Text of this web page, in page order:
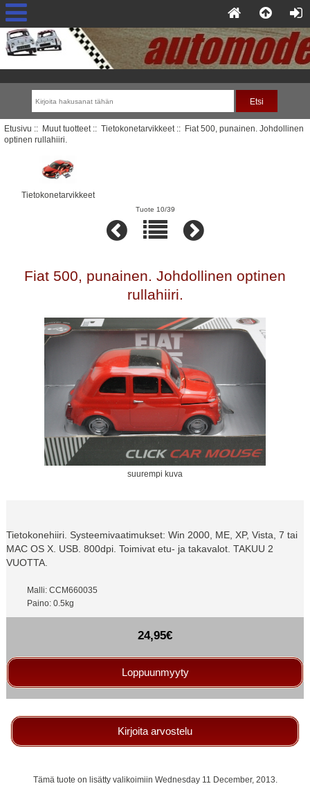
Etusivu :: Muut tuotteet:: Tietokonetarvikkeet:: Fiat 500, punainen. Johdollinen
optinen rullahiiri.
Tietokonetarvikkeet
Tuote 10/39
Fiat 500, punainen. Johdollinen optinen
rullahiiri.
suurempi kuva
Tietokonehiiri. Systeemivaatimukset: Win 2000, ME, XP, Vista, 7 tai
MAC OS X. USB. 800dpi. Toimivat etu- ja takavalot. TAKUU 2
VUOTTA.
Malli: CCM660035
Paino: 0.5kg
24,95€
Loppuunmyyty
Kirjoita arvostelu
Tämä tuote on lisätty valikoimiin Wednesday 11 December, 2013.